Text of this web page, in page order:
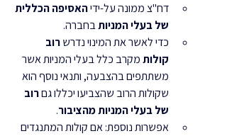
דח"צ ממונה על-ידי האסיפה הכללית
של בעלי המניות בחברה.
כדי לאשר את המינוי נדרש רוב
קולות מקרב כלל בעלי המניות אשר
משתתפים בהצבעה, ותנאי נוסף הוא
שקולות הרוב שהצביעו יכללו גם רוב
של בעלי המניות מהציבור.
אפשרות נוספת: אם קולות המתנגדים